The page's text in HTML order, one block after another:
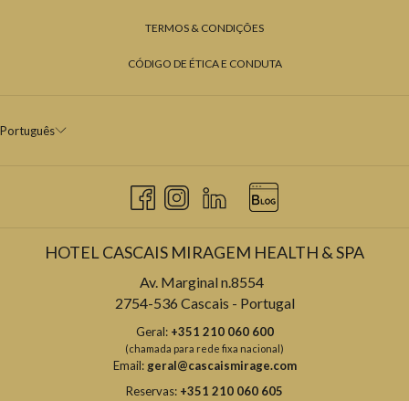
TERMOS & CONDIÇÕES
CÓDIGO DE ÉTICA E CONDUTA
Português
HOTEL CASCAIS MIRAGEM HEALTH & SPA
Av. Marginal n.8554
2754-536 Cascais - Portugal
Geral: +351 210 060 600
(chamada para rede fixa nacional)
Email: geral@cascaismirage.com
Reservas: +351 210 060 605